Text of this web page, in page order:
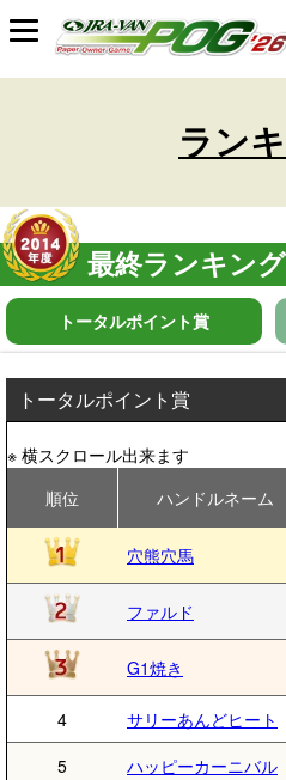
ラン
最終ランキング
トータルポイント賞
トータルポイント賞
順位 ハンドルネーム
穴熊穴馬
ファルド
G1焼き
4 サリーあんどヒート
5
ハッピーカーニバル